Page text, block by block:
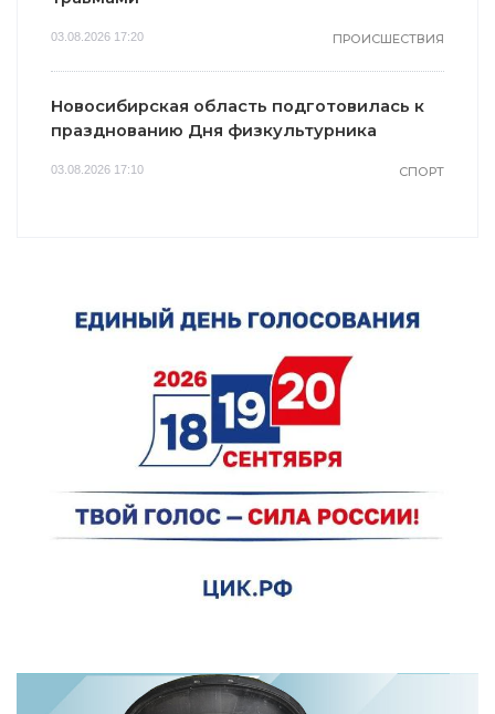
03.08.2026 17:20 ПРОИСШЕСТВИЯ
Новосибирская область подготовилась к
празднованию Дня физкультурника
03.08.2026 17:10 СПОРТ